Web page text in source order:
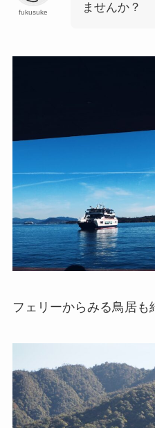
fukusuke
ませんか？
フェリーからみる鳥居も